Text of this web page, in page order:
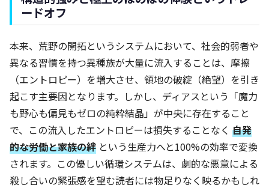
ードオフ
本来、荒野の開拓というシステムにおいて、社会的弱者や
異なる習慣を持つ異種族が大量に流入することは、摩擦
（エントロピー）を増大させ、領地の破綻（絶望）を引き
起こす主要因となります。しかし、ディアスという「魔力
も野心も偏見もゼロの純粋結晶」が中央に存在すること
で、この流入したエントロピーは損失することなく 自発
的な労働と家族の絆 という生産力へと100%の効率で変換
されます。この優しい循環システムは、劇的な悪意による
殺し合いの緊張感を望む読者には物足りなく映るかもしれ